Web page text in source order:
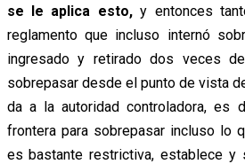
se le aplica esto,y entonces
reglamento que incluso internó
ingresado y retirado dos veces
sobrepasar desde el punto de vista
da a la autoridad controladora, es
frontera para sobrepasar incluso lo
es bastante restrictiva, establece y